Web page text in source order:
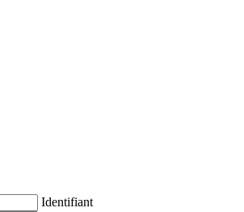
Identifiant